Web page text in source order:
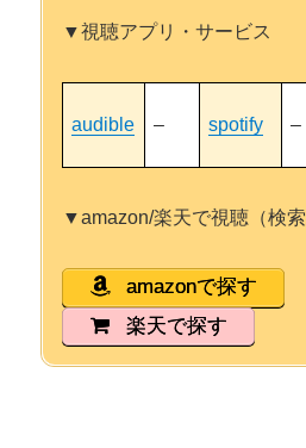
▼視聴アプリ・サービス
audible – spotify –
▼amazon/楽天で視聴（検索
amazonで探す
楽天で探す